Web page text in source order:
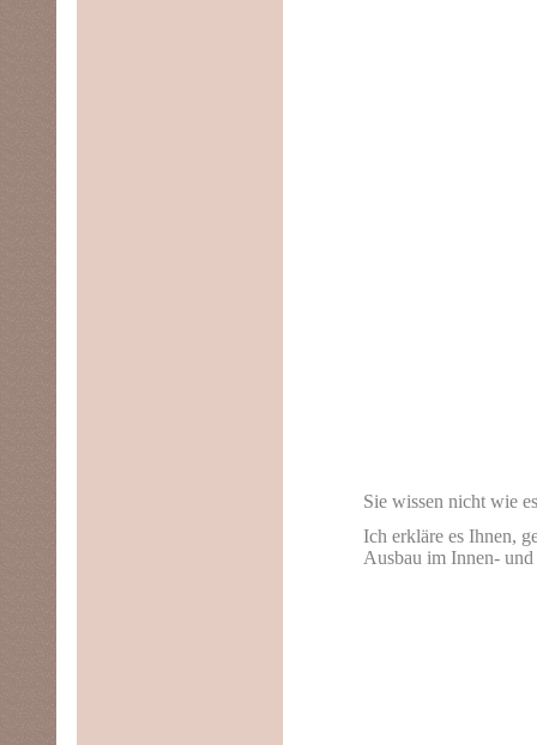
Sie wissen nicht wie
Ich erkläre es Ihnen,
Ausbau im Innen-